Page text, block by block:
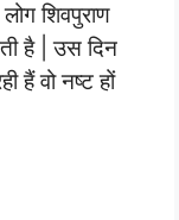
शिवपुराण
है | उस दिन
हैं वो नष्ट हों